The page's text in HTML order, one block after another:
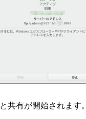
共有が開始されます。